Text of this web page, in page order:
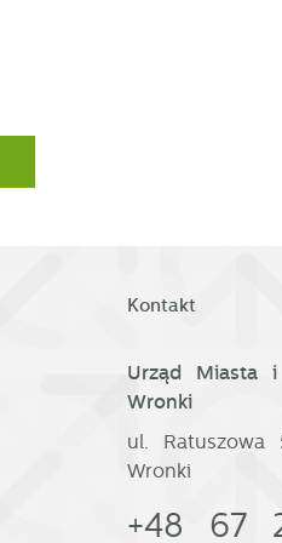
Kontakt
Urząd Miasta
Wronki
ul. Ratuszowa
Wronki
+48 67